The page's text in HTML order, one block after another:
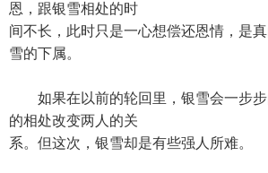
恩，跟银雪相处的时
间不长，此时只是一心想偿还恩情，是
雪的下属。
如果在以前的轮回里，银雪会一步步
的相处改变两人的关
系。但这次，银雪却是有些强人所难。